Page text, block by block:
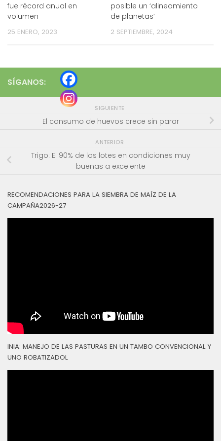
fue récord anual en
volumen
25 ENERO, 2023
posible un ‘alineamiento
de planetas’
2 SEPTIEMBRE, 2024
SÍGANOS:
SIGUIENTE
El consumo de huevos crece sin parar
ANTERIOR
Trigo: El 90% de los lotes en condiciones muy
buenas a excelente
RECOMENDACIONES PARA LA SIEMBRA DE MAÍZ DE LA
CAMPAÑA2026-27
INIA: MANEJO DE LAS PASTURAS EN UN TAMBO CONVENCIONAL Y
UNO ROBATIZADOL